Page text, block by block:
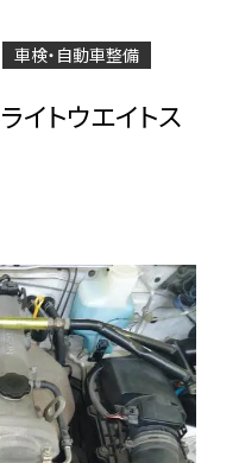
車検・自動車整備
イトウエイトス